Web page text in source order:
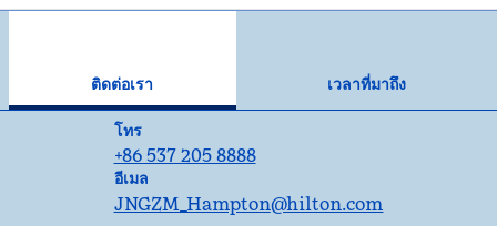
ติดต่อเรา
เวลาที่มาถึง
โทร
โทร
+86 537 205 8888
อีเมล
อีเมล
JNGZM_Hampton@hilton.com